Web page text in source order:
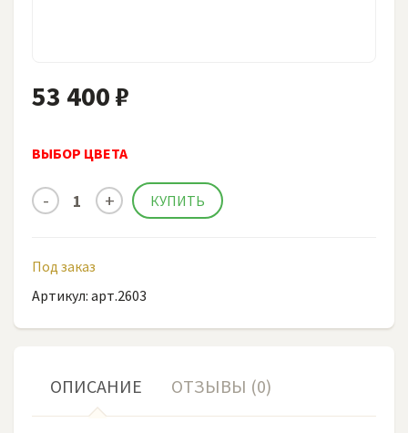
53 400 ₽
ВЫБОР ЦВЕТА
Под заказ
Артикул: арт.2603
ОПИСАНИЕ ОТЗЫВЫ (0)